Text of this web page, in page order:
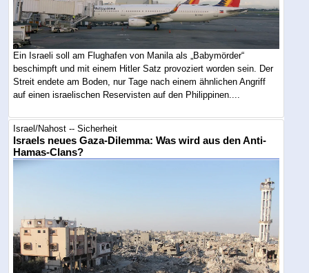
Ein Israeli soll am Flughafen von Manila als „Babymörder“
beschimpft und mit einem Hitler Satz provoziert worden sein. Der
Streit endete am Boden, nur Tage nach einem ähnlichen Angriff
auf einen israelischen Reservisten auf den Philippinen....
Israel/Nahost -- Sicherheit
Israels neues Gaza-Dilemma: Was wird aus den Anti-
Hamas-Clans?